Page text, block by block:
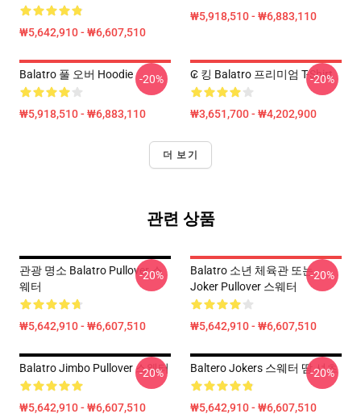
₩5,642,910 - ₩6,607,510
₩5,918,510 - ₩6,883,110
Balatro 풀 오버 Hoodie
₩5,918,510 - ₩6,883,110
-20% ₢ 킹 Balatro 프리미엄 T-Shirt
₩3,651,700 - ₩4,202,900
-20%
더 보기
관련 상품
관광 명소 Balatro Pullover 스
웨터
₩5,642,910 - ₩6,607,510
-20%
Balatro 소년 체육관 또는
Joker Pullover 스웨터
₩5,642,910 - ₩6,607,510
-20%
Balatro Jimbo Pullover 스웨터
₩5,642,910 - ₩6,607,510
-20% Baltero Jokers 스웨터 땀 셔츠
₩5,642,910 - ₩6,607,510
-20%